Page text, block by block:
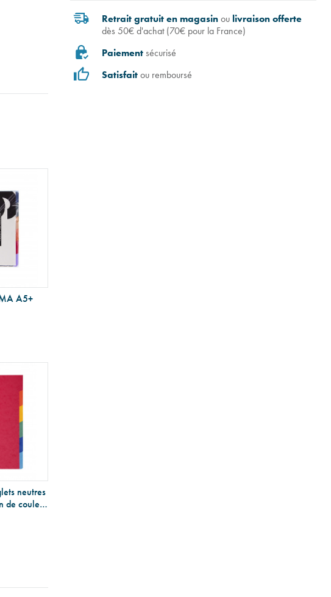
Retrait gratuit en magasinou livraison offerte
dès 50€ d'achat (70€ pour la France)
Paiementsécurisé
Satisfaitou remboursé
A5+
neutres
de couleur